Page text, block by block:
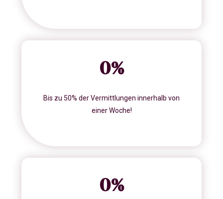
0%
Bis zu 50% der Vermittlungen innerhalb von
einer Woche!
0%